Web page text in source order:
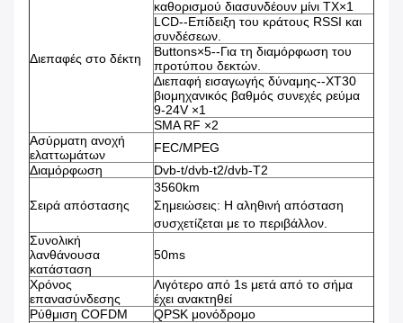
Διεπαφές στο δέκτη
καθορισμού διασυνδέουν μίνι TX×1
LCD--Επίδειξη του κράτους RSSI και
συνδέσεων.
Buttons×5--Για τη διαμόρφωση του
προτύπου δεκτών.
Διεπαφή εισαγωγής δύναμης--XT30
βιομηχανικός βαθμός συνεχές ρεύμα
9-24V ×1
SMA RF ×2
Ασύρματη ανοχή
ελαττωμάτων
FEC/MPEG
Διαμόρφωση
Dvb-t/dvb-t2/dvb-T2
Σειρά απόστασης
3560km
Σημειώσεις: Η αληθινή απόσταση
συσχετίζεται με το περιβάλλον.
Συνολική
λανθάνουσα
κατάσταση
50ms
Χρόνος
επανασύνδεσης
Λιγότερο από 1s μετά από το σήμα
έχει ανακτηθεί
Ρύθμιση COFDM
QPSK μονόδρομο